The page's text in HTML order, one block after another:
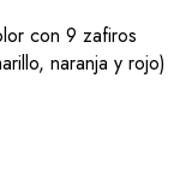
con 9 zafiros
naranja y rojo)